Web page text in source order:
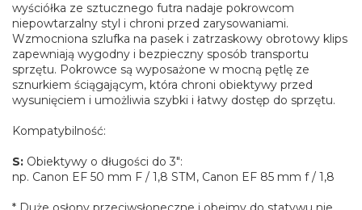
wyściółka ze sztucznego futra nadaje pokrowcom
niepowtarzalny styl i chroni przed zarysowaniami.
Wzmocniona szlufka na pasek i zatrzaskowy obrotowy klips
zapewniają wygodny i bezpieczny sposób transportu
sprzętu. Pokrowce są wyposażone w mocną pętlę ze
sznurkiem ściągającym, która chroni obiektywy przed
wysunięciem i umożliwia szybki i łatwy dostęp do sprzętu.
Kompatybilność:
S: Obiektywy o długości do 3":
np. Canon EF 50 mm F / 1,8 STM, Canon EF 85 mm f / 1,8